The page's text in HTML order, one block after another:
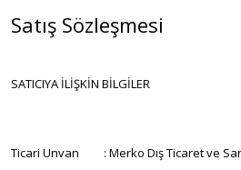
Satış Sözleşmesi
SATICIYA İLİŞKİN BİLGİLER
Ticari Unvan : Merko Dış Ticaret ve